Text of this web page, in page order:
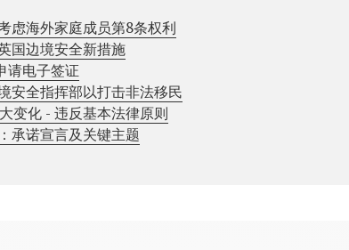
虑海外家庭成员第8条权利
国边境安全新措施
请电子签证
安全指挥部以打击非法移民
变化 - 违反基本法律原则
承诺宣言及关键主题